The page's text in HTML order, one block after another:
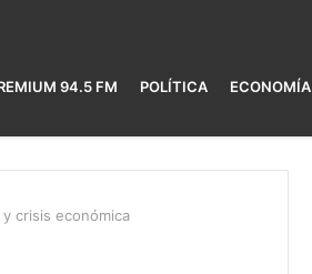
94.5 FM POLÍTICA ECONOMÍA
crisis económica